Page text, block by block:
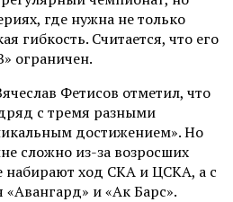
где нужна не только
гибкость. Считается, что его
ограничен.
Фетисов отметил, что
с тремя разными
достижением». Но
сложно из-за возросших
набирают ход СКА и ЦСКА, а с
и «Ак Барс».